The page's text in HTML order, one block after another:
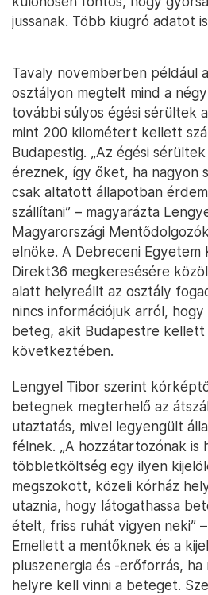
jussanak. Több kiugró adatot
Tavaly novemberben például
osztályon megtelt mind a
további súlyos égési sérültek
mint 200 kilométert kellett
Budapestig. „Az égési
éreznek, így őket, ha nagyon
csak altatott állapotban
szállítani” – magyarázta
Magyarországi
elnöke. A Debreceni Egyetem
Direkt36 megkeresésére
alatt helyreállt az osztály
nincs információjuk arról,
beteg, akit Budapestre kellett
következtében.
Lengyel Tibor szerint
betegnek megterhelő az
utaztatás, mivel legyengült
félnek. „A hozzátartozónak is
többletköltség egy ilyen
megszokott, közeli kórház
utaznia, hogy látogathassa
ételt, friss ruhát vigyen neki”
Emellett a mentőknek és a
pluszenergia és -erőforrás, ha
helyre kell vinni a beteget.